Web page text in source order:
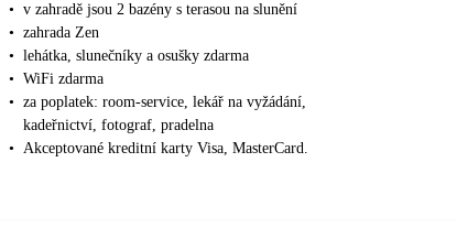
• v zahradě jsou 2 bazény s terasou na slunění
• zahrada Zen
• lehátka, slunečníky a osušky zdarma
• WiFi zdarma
• za poplatek: room-service, lekář na vyžádání,
kadeřnictví, fotograf, pradelna
• Akceptované kreditní karty Visa, MasterCard.